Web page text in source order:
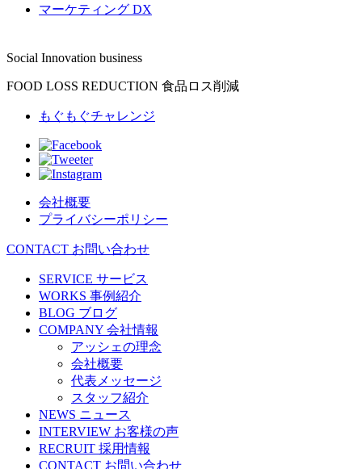
マーケティング DX
Social Innovation business
FOOD LOSS REDUCTION 食品ロス削減
もぐもぐチャレンジ
会社概要
プライバシーポリシー
CONTACT お問い合わせ
SERVICE サービス
WORKS 事例紹介
BLOG ブログ
COMPANY 会社情報
アッシェの理念
会社概要
代表メッセージ
スタッフ紹介
NEWS ニュース
INTERVIEW お客様の声
RECRUIT 採用情報
CONTACT お問い合わせ